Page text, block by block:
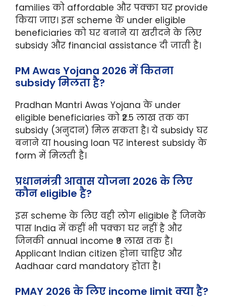
families को affordable और पक्का घर provide
किया जाए। इस scheme के under eligible
beneficiaries को घर बनाने या खरीदने के लिए
subsidy और financial assistance दी जाती है।
PM Awas Yojana 2026 में कितना
subsidy मिलता है?
Pradhan Mantri Awas Yojana के under
eligible beneficiaries को ₹2.5 लाख तक का
subsidy (अनुदान) मिल सकता है। ये subsidy घर
बनाने या housing loan पर interest subsidy के
form में मिलती है।
प्रधानमंत्री आवास योजना 2026 के लिए
कौन eligible है?
इस scheme के लिए वही लोग eligible हैं जिनके
पास India में कहीं भी पक्का घर नहीं है और
जिनकी annual income ₹9 लाख तक है।
Applicant Indian citizen होना चाहिए और
Aadhaar card mandatory होता है।
PMAY 2026 के लिए income limit क्या है?